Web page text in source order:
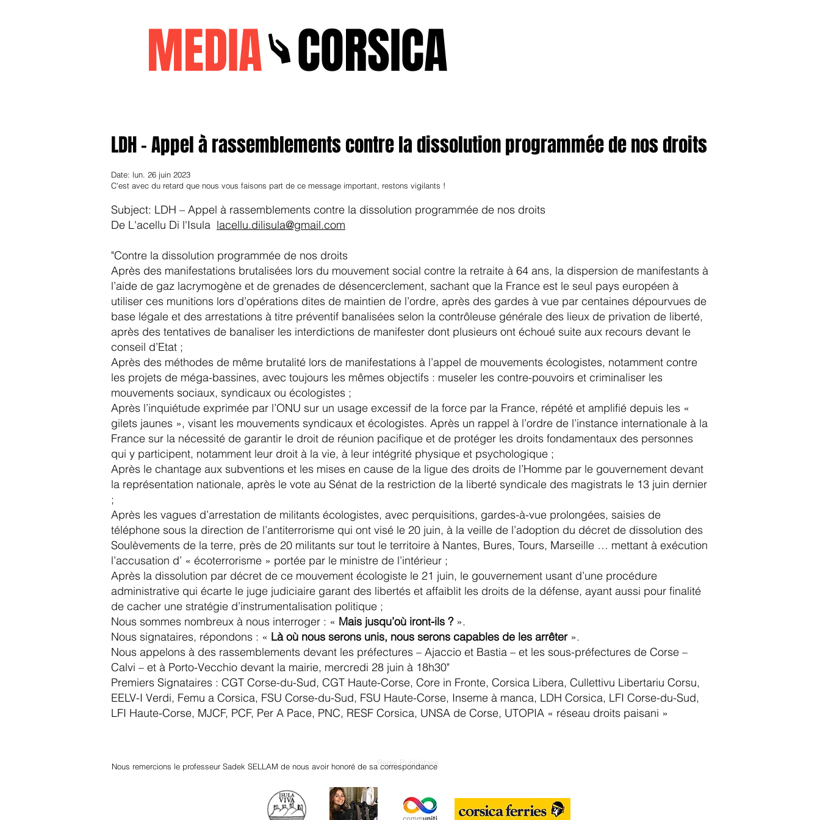
MEDIACORSICA
LDH – Appel à rassemblements contre la dissolution programmée de nos droits
Date: lun. 26 juin 2023
C'est avec du retard que nous vous faisons part de ce message important, restons vigilants !
Subject: LDH – Appel à rassemblements contre la dissolution programmée de nos droits
De L'acellu Di l'Isula lacellu.dilisula@gmail.com
"Contre la dissolution programmée de nos droits
Après des manifestations brutalisées lors du mouvement social contre la retraite à 64 ans, la dispersion de manifestants à
l’aide de gaz lacrymogène et de grenades de désencerclement, sachant que la France est le seul pays européen à
utiliser ces munitions lors d’opérations dites de maintien de l’ordre, après des gardes à vue par centaines dépourvues de
base légale et des arrestations à titre préventif banalisées selon la contrôleuse générale des lieux de privation de liberté,
après des tentatives de banaliser les interdictions de manifester dont plusieurs ont échoué suite aux recours devant le
conseil d’Etat ;
Après des méthodes de même brutalité lors de manifestations à l’appel de mouvements écologistes, notamment contre
les projets de méga-bassines, avec toujours les mêmes objectifs : museler les contre-pouvoirs et criminaliser les
mouvements sociaux, syndicaux ou écologistes ;
Après l’inquiétude exprimée par l’ONU sur un usage excessif de la force par la France, répété et amplifié depuis les «
gilets jaunes », visant les mouvements syndicaux et écologistes. Après un rappel à l’ordre de l’instance internationale à la
France sur la nécessité de garantir le droit de réunion pacifique et de protéger les droits fondamentaux des personnes
qui y participent, notamment leur droit à la vie, à leur intégrité physique et psychologique ;
Après le chantage aux subventions et les mises en cause de la ligue des droits de l’Homme par le gouvernement devant
la représentation nationale, après le vote au Sénat de la restriction de la liberté syndicale des magistrats le 13 juin dernier
;
Après les vagues d’arrestation de militants écologistes, avec perquisitions, gardes-à-vue prolongées, saisies de
téléphone sous la direction de l’antiterrorisme qui ont visé le 20 juin, à la veille de l’adoption du décret de dissolution des
Soulèvements de la terre, près de 20 militants sur tout le territoire à Nantes, Bures, Tours, Marseille … mettant à exécution
l’accusation d’ « écoterrorisme » portée par le ministre de l’intérieur ;
Après la dissolution par décret de ce mouvement écologiste le 21 juin, le gouvernement usant d’une procédure
administrative qui écarte le juge judiciaire garant des libertés et affaiblit les droits de la défense, ayant aussi pour finalité
de cacher une stratégie d’instrumentalisation politique ;
Nous sommes nombreux à nous interroger : « Mais jusqu’où iront-ils ?».
Nous signataires, répondons : « Là où nous serons unis, nous serons capables de les arrêter».
Nous appelons à des rassemblements devant les préfectures – Ajaccio et Bastia – et les sous-préfectures de Corse –
Calvi – et à Porto-Vecchio devant la mairie, mercredi 28 juin à 18h30"
Premiers Signataires : CGT Corse-du-Sud, CGT Haute-Corse, Core in Fronte, Corsica Libera, Cullettivu Libertariu Corsu,
EELV-I Verdi, Femu a Corsica, FSU Corse-du-Sud, FSU Haute-Corse, Inseme à manca, LDH Corsica, LFI Corse-du-Sud,
LFI Haute-Corse, MJCF, PCF, Per A Pace, PNC, RESF Corsica, UNSA de Corse, UTOPIA « réseau droits paisani »
Régie Publicitaire
Nous remercions le professeur Sadek SELLAM de nous avoir honoré de sa correspondance